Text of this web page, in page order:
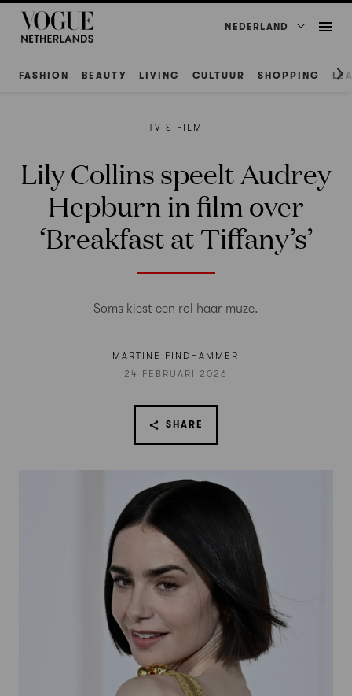
NEDERLAND
FASHION BEAUTY LIVING CULTUUR SHOPPING
TV & FILM
Lily Collins speelt Audrey
Hepburn in film over
‘Breakfast at Tiffany’s’
Soms kiest een rol haar muze.
MARTINE FINDHAMMER
24 FEBRUARI 2026
SHARE